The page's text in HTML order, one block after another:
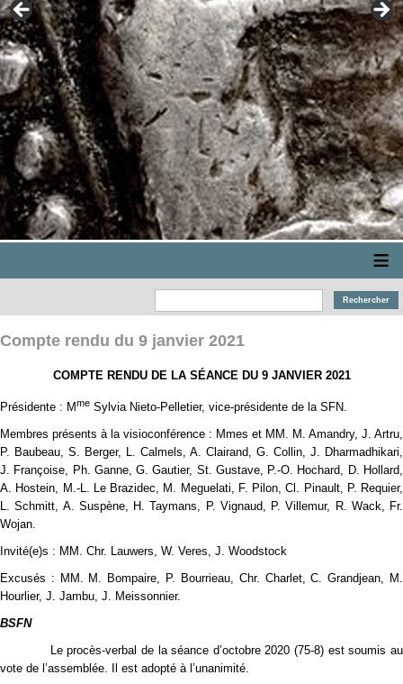
≡
Compte rendu du 9 janvier 2021
COMPTE RENDU DE LA SÉANCE DU 9 JANVIER 2021
Présidente : Mme Sylvia Nieto-Pelletier, vice-présidente de la SFN.
Membres présents à la visioconférence : Mmes et MM. M. Amandry, J. Artru,
P. Baubeau, S. Berger, L. Calmels, A. Clairand, G. Collin, J. Dharmadhikari,
J. Françoise, Ph. Ganne, G. Gautier, St. Gustave, P.-O. Hochard, D. Hollard,
A. Hostein, M.-L. Le Brazidec, M. Meguelati, F. Pilon, Cl. Pinault, P. Requier,
L. Schmitt, A. Suspène, H. Taymans, P. Vignaud, P. Villemur, R. Wack, Fr.
Wojan.
Invité(e)s : MM. Chr. Lauwers, W. Veres, J. Woodstock
Excusés : MM. M. Bompaire, P. Bourrieau, Chr. Charlet, C. Grandjean, M.
Hourlier, J. Jambu, J. Meissonnier.
BSFN
Le procès-verbal de la séance d’octobre 2020 (75-8) est soumis au
vote de l’assemblée. Il est adopté à l’unanimité.